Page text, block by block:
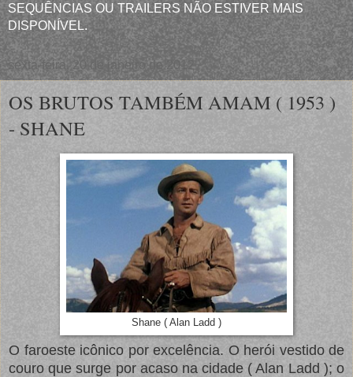
SEQUÊNCIAS OU TRAILERS NÃO ESTIVER MAIS
DISPONÍVEL.
sexta-feira, 20 de janeiro de 2012
OS BRUTOS TAMBÉM AMAM ( 1953 )
- SHANE
Shane ( Alan Ladd )
O faroeste icônico por excelência. O herói vestido de
couro que surge por acaso na cidade ( Alan Ladd ); o